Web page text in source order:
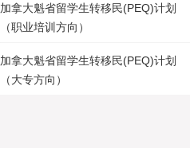
加拿大魁省留学生转移民(PEQ)计划
（职业培训方向）
加拿大魁省留学生转移民(PEQ)计划
（大专方向）